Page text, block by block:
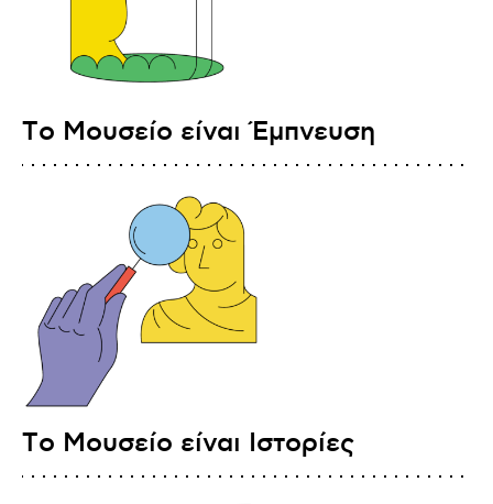
Τo Μουσείο είναι Έμπνευση
Τo Μουσείο είναι Ιστορίες